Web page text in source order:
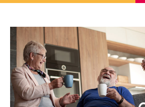
Vous êtes partenaire
Services aux territoires
Services aux habitants
Innovation